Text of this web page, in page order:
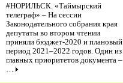
#НОРИЛЬСК. «Таймырский
телеграф» – На сессии
Законодательного собрания края
депутаты во втором чтении
приняли бюджет-2020 и плановый
период 2021–2022 годов. Один из
главных приоритетов документа –
…